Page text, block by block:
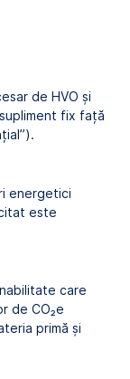
de HVO și
fix față
energetici
este
care
de CO₂e
primă și